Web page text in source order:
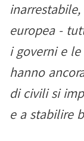
europea -
i governi e
hanno
di civili si
e a stabilire